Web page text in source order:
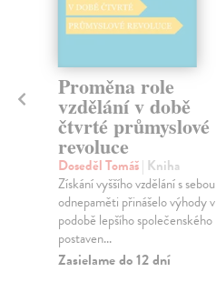
Proměna role
vzdělání v době
čtvrté průmyslové
revoluce
Doseděl Tomáš| Kniha
Získání vyššího vzdělání s sebou
odnepaměti přinášelo výhody v
podobě lepšího společenského
postaven...
Zasielame do 12 dní